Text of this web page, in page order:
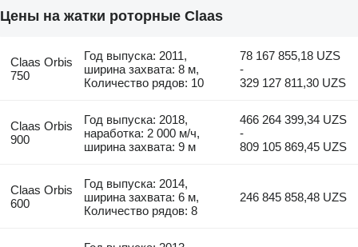
Цены на жатки роторные Claas
Claas Orbis
750
Год выпуска: 2011,
ширина захвата: 8 м,
Количество рядов: 10
78 167 855,18 UZS
-
329 127 811,30 UZS
Claas Orbis
900
Год выпуска: 2018,
наработка: 2 000 м/ч,
ширина захвата: 9 м
466 264 399,34 UZS
-
809 105 869,45 UZS
Claas Orbis
600
Год выпуска: 2014,
ширина захвата: 6 м,
Количество рядов: 8
246 845 858,48 UZS